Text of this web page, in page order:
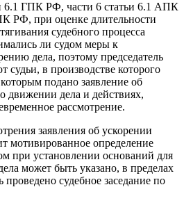
6.1 ГПК РФ, части 6 статьи 6.1 АПК
РФ, при оценке длительности
судебного процесса
ли судом меры к
дела, поэтому председатель
судьи, в производстве которого
подано заявление об
движении дела и действиях,
рассмотрение.
заявления об ускорении
мотивированное определение
при установлении оснований для
может быть указано, в пределах
судебное заседание по